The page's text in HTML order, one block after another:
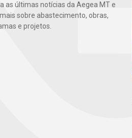
as últimas notícias da Aegea MT e
sobre abastecimento, obras,
e projetos.